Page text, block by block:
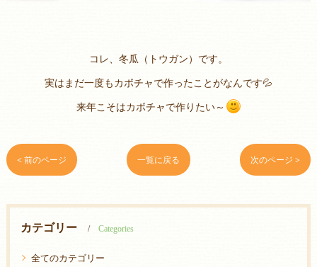
コレ、冬瓜（トウガン）です。
実はまだ一度もカボチャで作ったことがなんです💦
来年こそはカボチャで作りたい～
< 前のページ 一覧に戻る 次のページ >
カテゴリー Categories
全てのカテゴリー